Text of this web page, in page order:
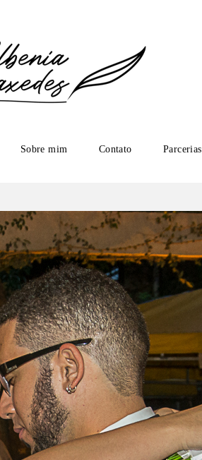
Sobre mim Contato Parcerias